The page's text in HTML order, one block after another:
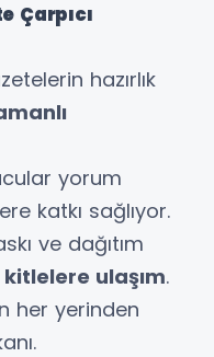
Çarpıcı
hazırlık
yorum
katkı sağlıyor.
ve dağıtım
ulaşım.
her yerinden